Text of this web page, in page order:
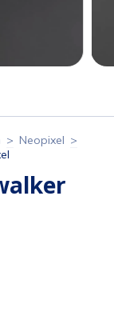
> Neopixel >